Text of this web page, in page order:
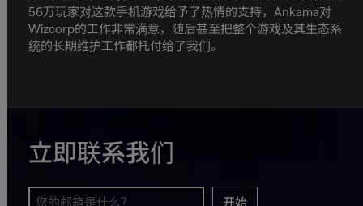
56万玩家对这款手机游戏给予了热情的支持，Ankama对
Wizcorp的工作非常满意，随后甚至把整个游戏及其生态系
统的长期维护工作都托付给了我们。
立即联系我们
开始